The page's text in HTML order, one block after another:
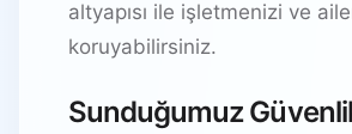
altyapısı ile işletmenizi ve
koruyabilirsiniz.
Sunduğumuz